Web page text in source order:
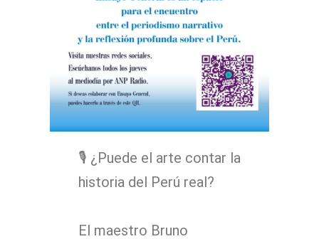
🎙️ ¿Puede el arte contar la
historia del Perú real?
El maestro Bruno